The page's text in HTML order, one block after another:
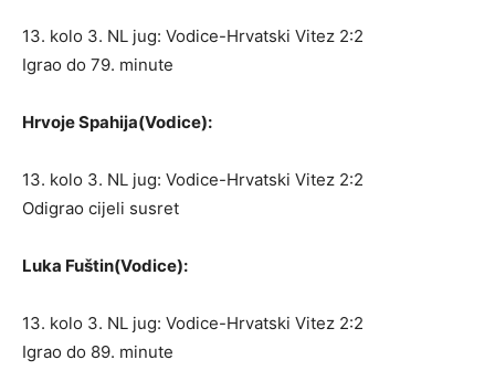
13. kolo 3. NL jug: Vodice-Hrvatski Vitez 2:2
Igrao do 79. minute
Hrvoje Spahija(Vodice):
13. kolo 3. NL jug: Vodice-Hrvatski Vitez 2:2
Odigrao cijeli susret
Luka Fuštin(Vodice):
13. kolo 3. NL jug: Vodice-Hrvatski Vitez 2:2
Igrao do 89. minute